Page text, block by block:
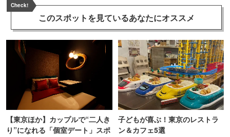
Check!
このスポットを見ているあなたにオススメ
【東京ほか】カップルで“二人き
り”になれる「個室デート」スポ
子どもが喜ぶ！東京のレストラ
ン＆カフェ5選